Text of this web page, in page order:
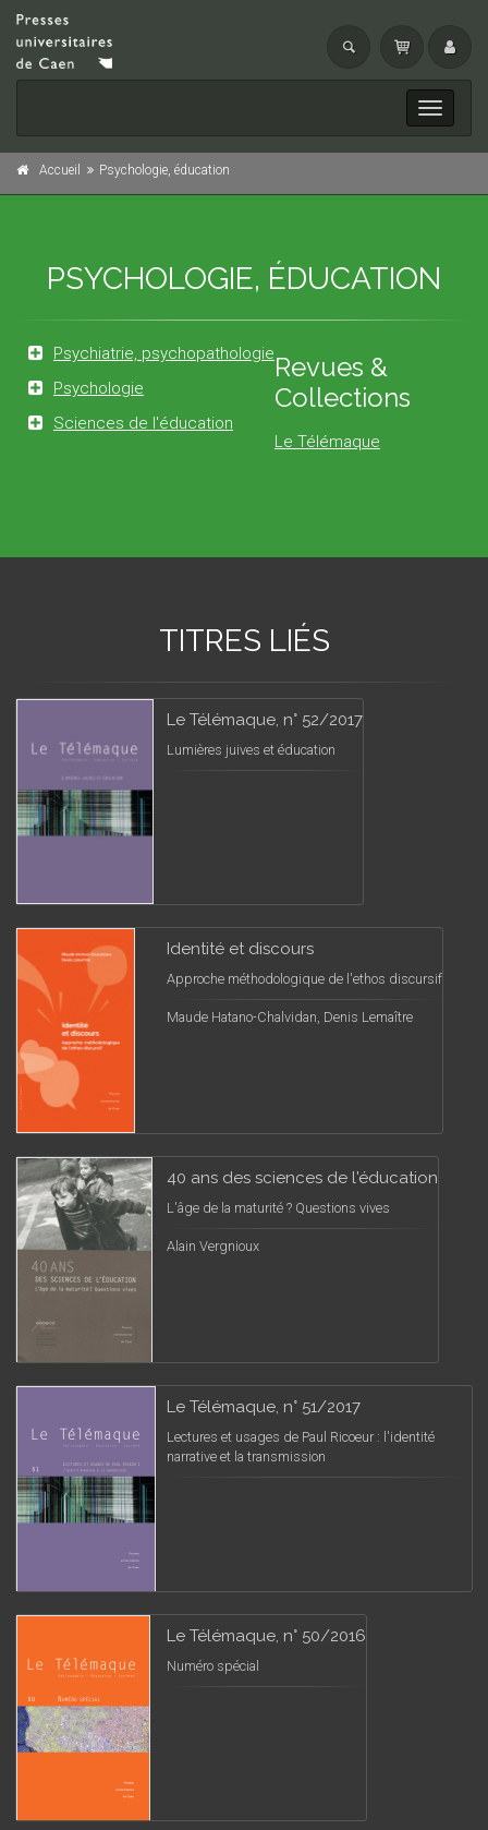
Toggle
Accueil Psychologie, éducation
PSYCHOLOGIE, ÉDUCATION
Psychiatrie, psychopathologie
Psychologie
Sciences de l'éducation
Revues &
Collections
Le Télémaque
TITRES LIÉS
Le Télémaque, n° 52/2017
Lumières juives et éducation
Identité et discours
Approche méthodologique de l'ethos discursif
Maude Hatano-Chalvidan, Denis Lemaître
40 ans des sciences de l'éducation
L'âge de la maturité ? Questions vives
Alain Vergnioux
Le Télémaque, n° 51/2017
Lectures et usages de Paul Ricoeur : l'identité
narrative et la transmission
Le Télémaque, n° 50/2016
Numéro spécial